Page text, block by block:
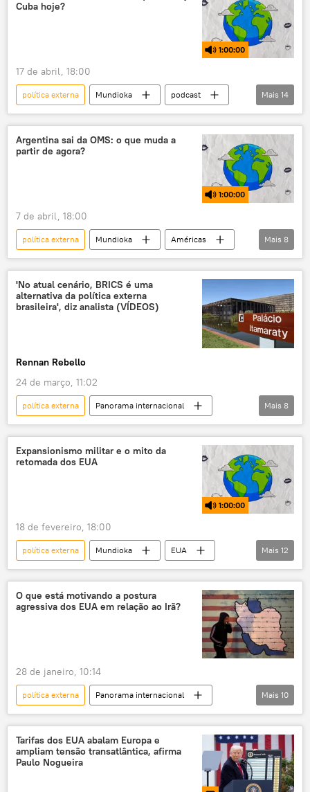
Estados Unidos
China
soberania
comércio exterior
Economia
Cuba hoje?
1:00:00
17 de abril, 18:00
política externa Mundioka
podcast
Fidel Castro
Américas
Cuba
Estados Unidos
rádio
baía dos Porcos
invasão da baía dos Porcos
intervenção estrangeira
intervenção externa
Mais 14
Argentina sai da OMS: o que muda a
partir de agora?
1:00:00
7 de abril, 18:00
política externa Mundioka
Américas
Argentina
Buenos Aires
América Latina
Organização Mundial da Saúde (OMS)
rádio
saúde pública
Mais 8
'No atual cenário, BRICS é uma
alternativa da política externa
brasileira', diz analista (VÍDEOS)
Rennan Rebello
24 de março, 11:02
política externa
Panorama internacional
exclusiva
Itamaraty
BRICS
América Latina
diplomacia
Ministério das Relações Exteriores da Rússia
Mais 8
Expansionismo militar e o mito da
retomada dos EUA
1:00:00
18 de fevereiro, 18:00
política externa Mundioka
EUA
rádio
podcast
Estados Unidos
Washington
expansionismo
hegemonia
operação militar
Canadá
Mais 12
O que está motivando a postura
agressiva dos EUA em relação ao Irã?
28 de janeiro, 10:14
política externa
Panorama internacional
análise
Irã
EUA
Oriente Médio
geopolítica
tensão militar
Mundo
China
Mais 10
Tarifas dos EUA abalam Europa e
ampliam tensão transatlântica, afirma
Paulo Nogueira